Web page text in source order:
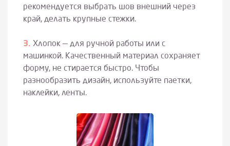
рекомендуется выбрать шов внешний через
край, делать крупные стежки.
Хлопок — для ручной работы или с
машинкой. Качественный материал сохраняет
форму, не стирается быстро. Чтобы
разнообразить дизайн, используйте паетки,
наклейки, ленты.